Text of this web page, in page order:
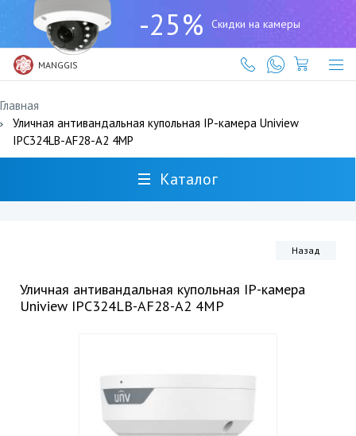
-25% Скидки на камеры
MANGGIS
(727)
317-
61-
61
Главная
Уличная антивандальная купольная IP-камера Uniview
IPC324LB-AF28-A2 4MP
Каталог
Назад
Уличная антивандальная купольная IP-камера
Uniview IPC324LB-AF28-A2 4MP